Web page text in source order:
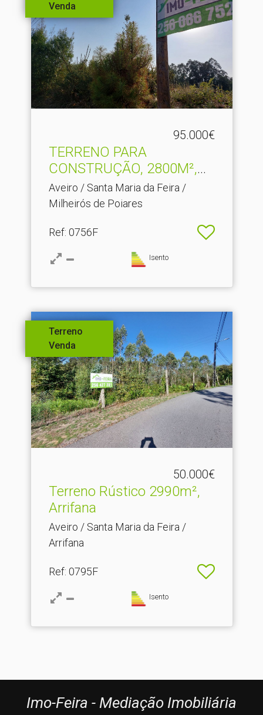
Venda
95.000€
TERRENO PARA
CONSTRUÇÃO, 2800M²,
Santa Maria.​..
Aveiro / Santa Maria da Feira /
Milheirós de Poiares
Ref: 0756F
Isento
Terreno
Venda
50.000€
Terreno Rústico 2990m²,
Arrifana
Aveiro / Santa Maria da Feira /
Arrifana
Ref: 0795F
Isento
Imo-Feira - Mediação Imobiliária